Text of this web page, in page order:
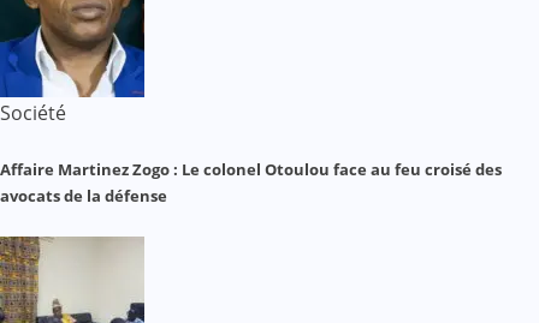
Société
Affaire Martinez Zogo : Le colonel Otoulou face au feu croisé des
avocats de la défense